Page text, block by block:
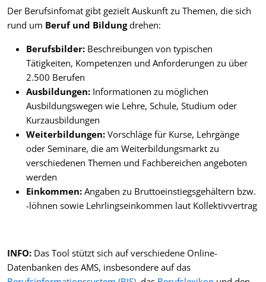
Der Berufsinfomat gibt gezielt Auskunft zu Themen, die sich
rund um Beruf und Bildungdrehen:
Berufsbilder: Beschreibungen von typischen
Tätigkeiten, Kompetenzen und Anforderungen zu über
2.500 Berufen
Ausbildungen: Informationen zu möglichen
Ausbildungswegen wie Lehre, Schule, Studium oder
Kurzausbildungen
Weiterbildungen: Vorschläge für Kurse, Lehrgänge
oder Seminare, die am Weiterbildungsmarkt zu
verschiedenen Themen und Fachbereichen angeboten
werden
Einkommen: Angaben zu Bruttoeinstiegsgehältern bzw.
-löhnen sowie Lehrlingseinkommen laut Kollektivvertrag
INFO: Das Tool stützt sich auf verschiedene Online-
Datenbanken des AMS, insbesondere auf das